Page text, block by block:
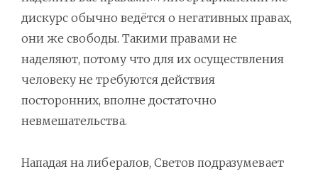
дискурс обычно ведётся о негативных правах,
они же свободы. Такими правами не
наделяют, потому что для их осуществления
человеку не требуются действия
посторонних, вполне достаточно
невмешательства.
Нападая на либералов, Светов подразумевает